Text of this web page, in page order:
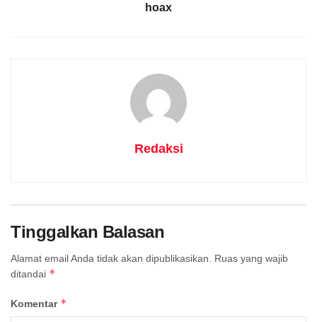
hoax
Redaksi
Tinggalkan Balasan
Alamat email Anda tidak akan dipublikasikan.
Ruas yang wajib
ditandai *
Komentar *